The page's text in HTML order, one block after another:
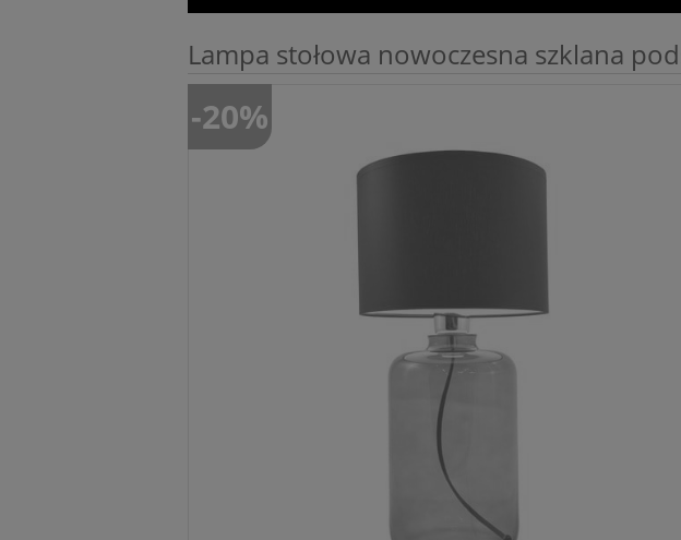
Lampa stołowa nowoczesna szklana
-20%